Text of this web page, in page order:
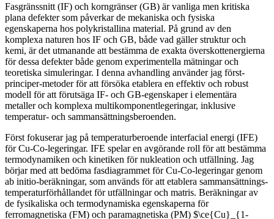
Fasgränssnitt (IF) och korngränser (GB) är vanliga men kritiska
plana defekter som påverkar de mekaniska och fysiska
egenskaperna hos polykristallina material. På grund av den
komplexa naturen hos IF och GB, både vad gäller struktur och
kemi, är det utmanande att bestämma de exakta överskottenergierna
för dessa defekter både genom experimentella mätningar och
teoretiska simuleringar. I denna avhandling använder jag först-
principer-metoder för att försöka etablera en effektiv och robust
modell för att förutsäga IF- och GB-egenskaper i elementära
metaller och komplexa multikomponentlegeringar, inklusive
temperatur- och sammansättningsberoenden.
Först fokuserar jag på temperaturberoende interfacial energi (IFE)
för Cu-Co-legeringar. IFE spelar en avgörande roll för att bestämma
termodynamiken och kinetiken för nukleation och utfällning. Jag
börjar med att bedöma fasdiagrammet för Cu-Co-legeringar genom
ab initio-beräkningar, som används för att etablera sammansättnings-
temperaturförhållandet för utfällningar och matris. Beräkningar av
de fysikaliska och termodynamiska egenskaperna för
ferromagnetiska (FM) och paramagnetiska (PM) $\ce{Cu}_{1-